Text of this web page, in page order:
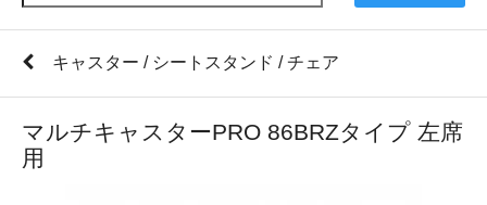
キャスター / シートスタンド / チェア
マルチキャスターPRO 86BRZタイプ 左席
用